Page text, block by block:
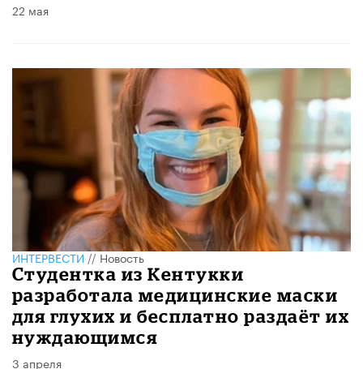
22 мая
ИНТЕРВЕСТИ//Новость
Студентка из Кентукки
разработала медицинские маски
для глухих и бесплатно раздаёт их
нуждающимся
3 апреля